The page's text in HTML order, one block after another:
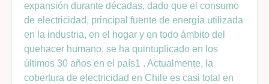
expansión durante décadas, dado que el consumo
de electricidad, principal fuente de energía utilizada
en la industria, en el hogar y en todo ámbito del
quehacer humano, se ha quintuplicado en los
últimos 30 años en el país1 . Actualmente, la
cobertura de electricidad en Chile es casi total en